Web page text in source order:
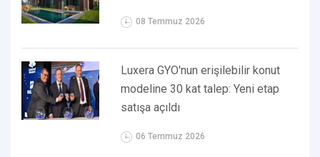
08 Temmuz 2026
Luxera GYO'nun erişilebilir konut
modeline 30 kat talep: Yeni etap
satışa açıldı
06 Temmuz 2026